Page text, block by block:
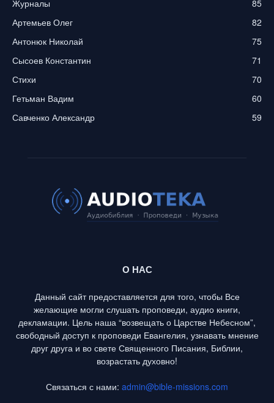
Журналы
85
Артемьев Олег
82
Антонюк Николай
75
Сысоев Константин
71
Стихи
70
Гетьман Вадим
60
Савченко Александр
59
О НАС
Данный сайт предоставляется для того, чтобы Все
желающие могли слушать проповеди, аудио книги,
декламации. Цель наша “возвещать о Царстве Небесном”,
свободный доступ к проповеди Евангелия, узнавать мнение
друг друга и во свете Священного Писания, Библии,
возрастать духовно!
Связаться с нами: admin@bible-missions.com